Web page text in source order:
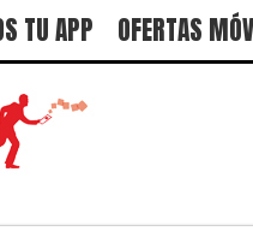
TU APP OFERTAS